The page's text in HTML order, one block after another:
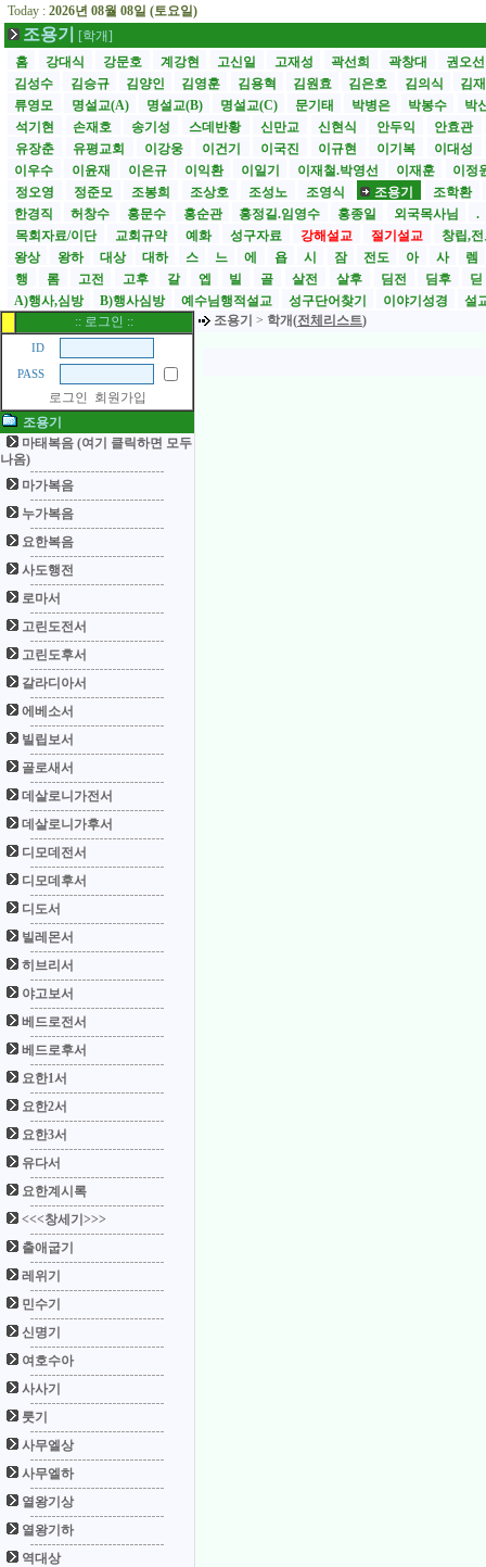
Today : 2026년 08월 08일 (토요일)
조용기
[학개]
홈
강대식 강문호 계강현 고신일 고재성 곽선희 곽창대
권오
김성수
김승규 김양인 김영훈 김용혁 김원효 김은호 김의식
김
류영모
명설교(A) 명설교(B) 명설교(C) 문기태 박병은 박봉수
박
석기현
손재호 송기성 스데반황 신만교 신현식 안두익
안효관
유장춘
유평교회 이강웅 이건기 이국진 이규현 이기복
이대성
이우수
이윤재 이은규 이익환 이일기 이재철.박영선 이재훈
이정
정오영
정준모 조봉희 조상호 조성노 조영식 조용기
조학환
한경직
허창수 홍문수 홍순관 홍정길.임영수 홍종일 외국목사님
.
목회자료/이단
교회규약 예화 성구자료 강해설교 절기설교
창립,
왕상
왕하 대상 대하 스 느 에 욥 시 잠 전도 아 사
렘
행
롬 고전 고후 갈 엡 빌 골 살전 살후 딤전 딤후
딛
A)행사,심방
B)행사심방 예수님행적설교 성구단어찾기 이야기성경
설
:: 로그인 ::
ID
PASS
로그인
회원가입
조용기
마태복음 (여기 클릭하면 모두
나옴)
마가복음
누가복음
요한복음
사도행전
로마서
고린도전서
고린도후서
갈라디아서
에베소서
빌립보서
골로새서
데살로니가전서
데살로니가후서
디모데전서
디모데후서
디도서
빌레몬서
히브리서
야고보서
베드로전서
베드로후서
요한1서
요한2서
요한3서
유다서
요한계시록
<<<창세기>>>
출애굽기
레위기
민수기
신명기
여호수아
사사기
룻기
사무엘상
사무엘하
열왕기상
열왕기하
역대상
조용기 > 학개(전체리스트)